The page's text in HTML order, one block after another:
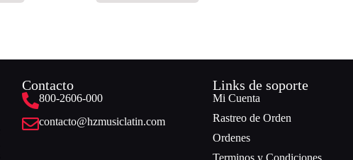
Contacto
800-2606-000
contacto@hzmusiclatin.com
Links de soporte
Mi Cuenta
Rastreo de Orden
Ordenes
Terminos y Condiciones